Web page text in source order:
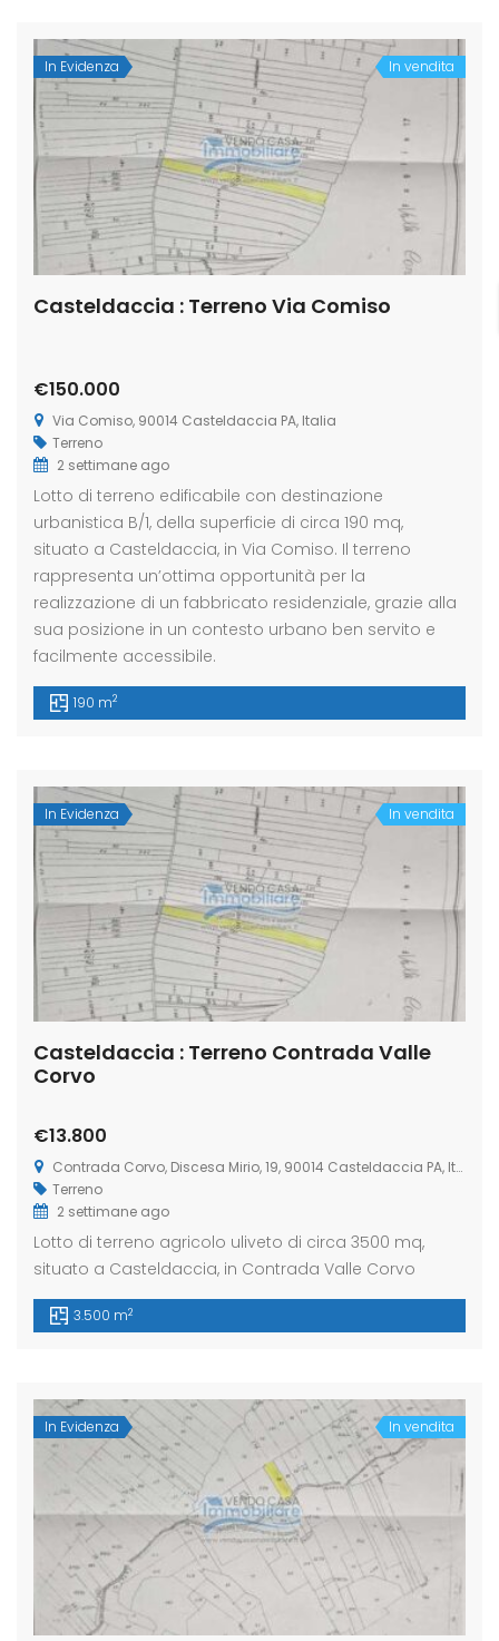
In Evidenza In vendita
Casteldaccia : Terreno Via Comiso
€150.000
Via Comiso, 90014 Casteldaccia PA, Italia
Terreno
2 settimane ago
Lotto di terreno edificabile con destinazione
urbanistica B/1, della superficie di circa 190 mq,
situato a Casteldaccia, in Via Comiso. Il terreno
rappresenta un’ottima opportunità per la
realizzazione di un fabbricato residenziale, grazie alla
sua posizione in un contesto urbano ben servito e
facilmente accessibile.
190 m2
In Evidenza In vendita
Casteldaccia : Terreno Contrada Valle
Corvo
€13.800
Contrada Corvo, Discesa Mirio, 19, 90014 Casteldaccia PA, Italia
Terreno
2 settimane ago
Lotto di terreno agricolo uliveto di circa 3500 mq,
situato a Casteldaccia, in Contrada Valle Corvo
3.500 m2
In Evidenza In vendita